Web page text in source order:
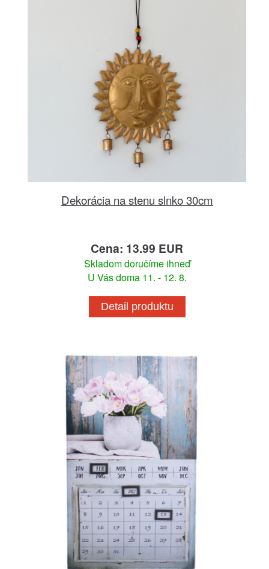
Dekorácia na stenu slnko 30cm
Cena: 13.99 EUR
Skladom doručíme ihneď
U Vás doma 11. - 12. 8.
Detail produktu